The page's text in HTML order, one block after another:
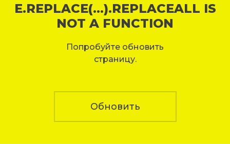
E.REPLACE(...).REPLACEALL IS
NOT A FUNCTION
Попробуйте обновить
страницу.
Обновить